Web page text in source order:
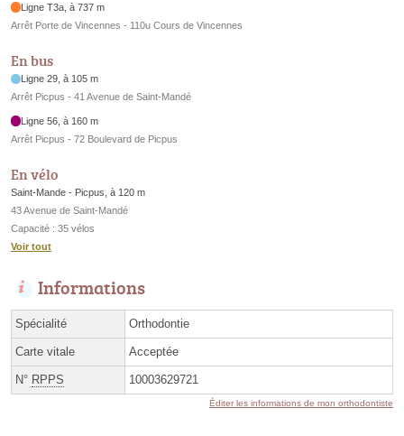
Ligne T3a, à 737 m
Arrêt Porte de Vincennes - 110u Cours de Vincennes
En bus
Ligne 29, à 105 m
Arrêt Picpus - 41 Avenue de Saint-Mandé
Ligne 56, à 160 m
Arrêt Picpus - 72 Boulevard de Picpus
En vélo
Saint-Mande - Picpus, à 120 m
43 Avenue de Saint-Mandé
Capacité : 35 vélos
Voir tout
Informations
Spécialité Orthodontie
Carte vitale Acceptée
N° RPPS 10003629721
Éditer les informations de mon orthodontiste